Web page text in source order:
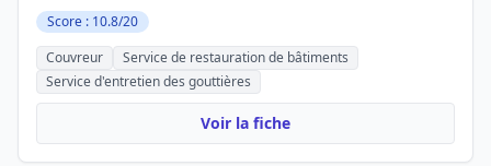
Score : 10.8/20
Couvreur
Service de restauration de bâtiments
Service d'entretien des gouttières
Voir la fiche